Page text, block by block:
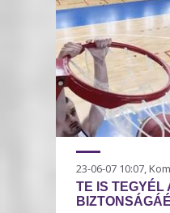
23-06-07 10:07,
TE IS TEGYÉL